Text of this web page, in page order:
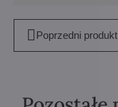
Poprzedni produkt